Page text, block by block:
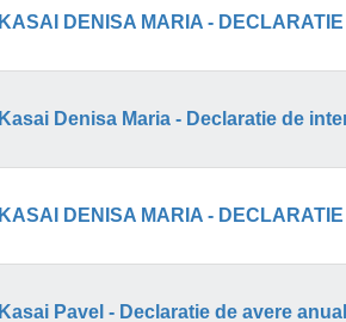
KASAI DENISA MARIA -
Kasai Denisa Maria - Declaratie de
KASAI DENISA MARIA -
Kasai Pavel - Declaratie de avere